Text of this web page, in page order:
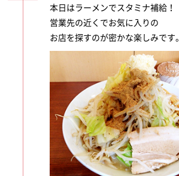
本日はラーメンでスタミナ補給！
営業先の近くでお気に入りの
お店を探すのが密かな楽しみです。